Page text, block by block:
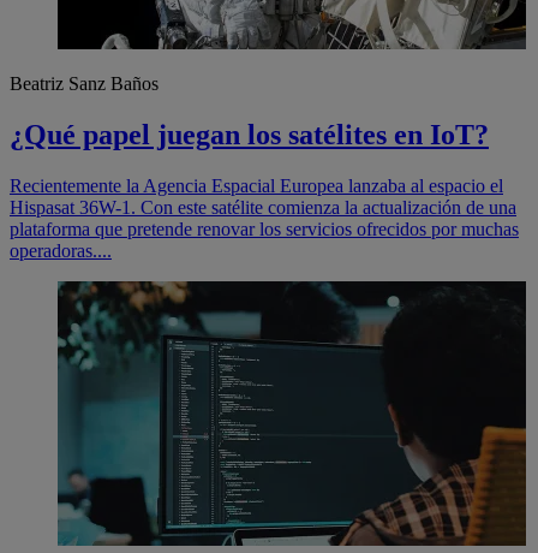
Beatriz Sanz Baños
¿Qué papel juegan los satélites en IoT?
Recientemente la Agencia Espacial Europea lanzaba al espacio el
Hispasat 36W-1. Con este satélite comienza la actualización de una
plataforma que pretende renovar los servicios ofrecidos por muchas
operadoras....